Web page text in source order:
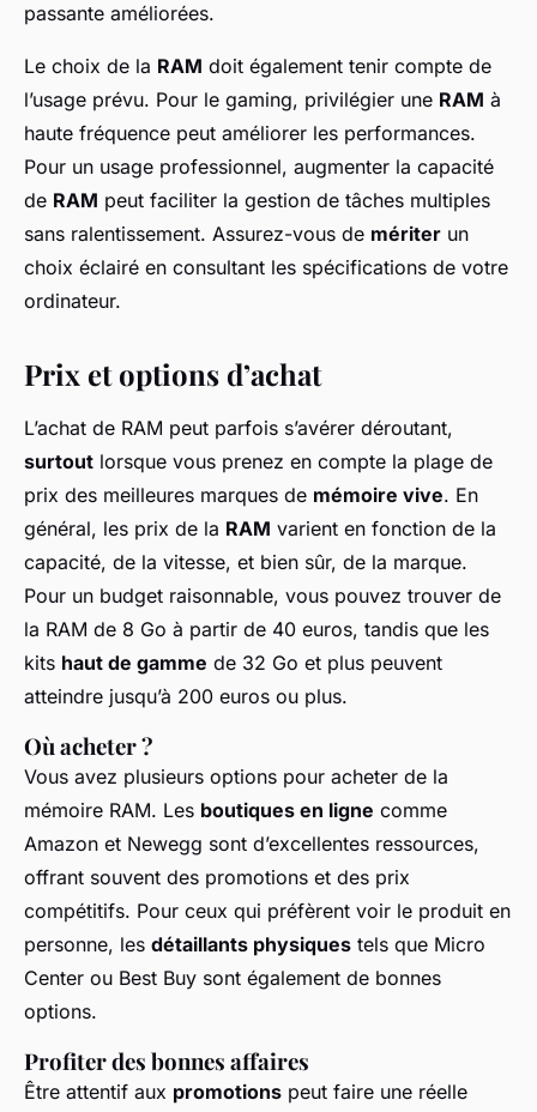
passante améliorées.
Le choix de la RAM doit également tenir compte de
l’usage prévu. Pour le gaming, privilégier une RAM à
haute fréquence peut améliorer les performances.
Pour un usage professionnel, augmenter la capacité
de RAM peut faciliter la gestion de tâches multiples
sans ralentissement. Assurez-vous de mériter un
choix éclairé en consultant les spécifications de votre
ordinateur.
Prix et options d’achat
L’achat de RAM peut parfois s’avérer déroutant,
surtout lorsque vous prenez en compte la plage de
prix des meilleures marques de mémoire vive. En
général, les prix de la RAM varient en fonction de la
capacité, de la vitesse, et bien sûr, de la marque.
Pour un budget raisonnable, vous pouvez trouver de
la RAM de 8 Go à partir de 40 euros, tandis que les
kits haut de gamme de 32 Go et plus peuvent
atteindre jusqu’à 200 euros ou plus.
Où acheter ?
Vous avez plusieurs options pour acheter de la
mémoire RAM. Les boutiques en ligne comme
Amazon et Newegg sont d’excellentes ressources,
offrant souvent des promotions et des prix
compétitifs. Pour ceux qui préfèrent voir le produit en
personne, les détaillants physiques tels que Micro
Center ou Best Buy sont également de bonnes
options.
Profiter des bonnes affaires
Être attentif aux promotions peut faire une réelle